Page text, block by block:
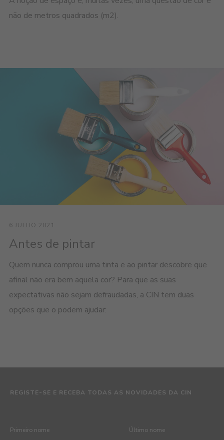
não de metros quadrados (m2).
6 JULHO 2021
Antes de pintar
Quem nunca comprou uma tinta e ao pintar descobre que
afinal não era bem aquela cor? Para que as suas
expectativas não sejam defraudadas, a CIN tem duas
opções que o podem ajudar:
REGISTE-SE E RECEBA TODAS AS NOVIDADES DA CIN